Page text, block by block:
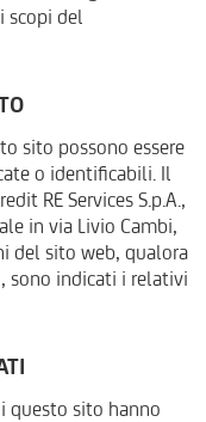
scopi del
sito possono essere
o identificabili. Il
RE Services S.p.A.,
in via Livio Cambi,
del sito web, qualora
sono indicati i relativi
questo sito hanno